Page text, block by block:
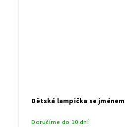
Dětská lampička se jménem
Doručíme do 10 dní